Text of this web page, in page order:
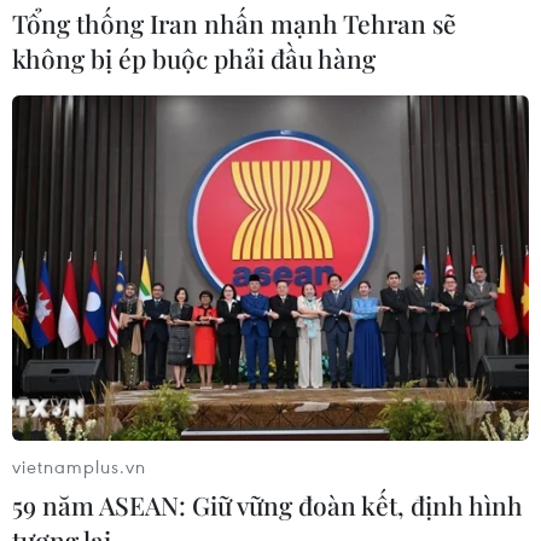
Lâm Đồng: Mùa trái chín “mở lối”
cho du lịch nông nghiệp La Dạ
08/08/2026 06:43
Vụ phế liệu bằng sắt, nhọn rơi trên
cao tốc: Tài xế xe chở mắc nhiều lỗi vi
phạm
08/08/2026 06:37
Nghệ An: Lũ cuốn cầu tạm trên sông
Nậm Nơn khiến 3 bản ở xã Mỹ Lý bị
chia cắt
Tổng thống Iran nhấn mạnh Tehran sẽ
không bị ép buộc phải đầu hàng
vietnamplus.vn
59 năm ASEAN: Giữ vững đoàn kết, định hình